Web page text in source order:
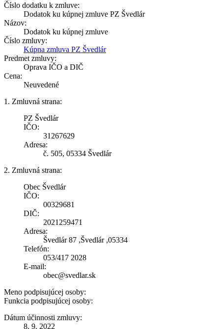
Číslo dodatku k zmluve:
Dodatok ku kúpnej zmluve PZ Švedlár
Názov:
Dodatok ku kúpnej zmluve
Číslo zmluvy:
Kúpna zmluva PZ Švedlár
Predmet zmluvy:
Oprava IČO a DIČ
Cena:
Neuvedené
1. Zmluvná strana:
PZ Švedlár
IČO:
31267629
Adresa:
č. 505, 05334 Švedlár
2. Zmluvná strana:
Obec Švedlár
IČO:
00329681
DIČ:
2021259471
Adresa:
Švedlár 87 ,Švedlár ,05334
Telefón:
053/417 2028
E-mail:
obec@svedlar.sk
Meno podpisujúcej osoby:
Funkcia podpisujúcej osoby:
Dátum účinnosti zmluvy:
8. 9. 2022